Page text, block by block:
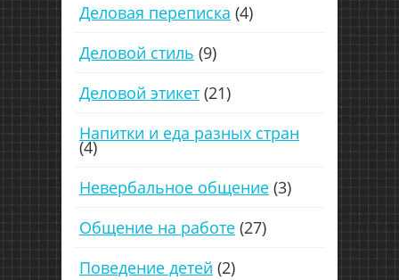
Деловая переписка (4)
Деловой стиль (9)
Деловой этикет (21)
Напитки и еда разных стран
(4)
Невербальное общение (3)
Общение на работе (27)
Поведение детей (2)